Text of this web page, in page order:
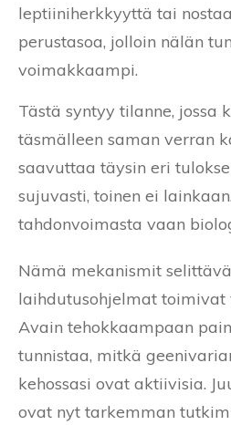
leptiiniherkkyyttä tai
perustasoa, jolloin nälän
voimakkaampi.
Tästä syntyy tilanne, jossa
täsmälleen saman verran
saavuttaa täysin eri
sujuvasti, toinen ei
tahdonvoimasta vaan
Nämä mekanismit
laihdutusohjelmat toimivat
Avain tehokkaampaan
tunnistaa, mitkä
kehossasi ovat aktiivisia.
ovat nyt tarkemman